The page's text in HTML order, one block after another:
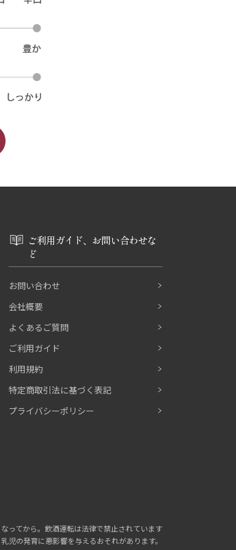
ご利用ガイド、お問い合わせな
ど
お問い合わせ
会社概要
よくあるご質問
ご利用ガイド
利用規約
特定商取引法に基づく表記
プライバシーポリシー
ってから。 飲酒運転は法律で禁止されています
児の発育に悪影響を与えるおそれがあります。